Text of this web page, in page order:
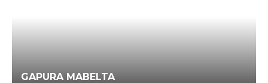
GAPURA MABELTA